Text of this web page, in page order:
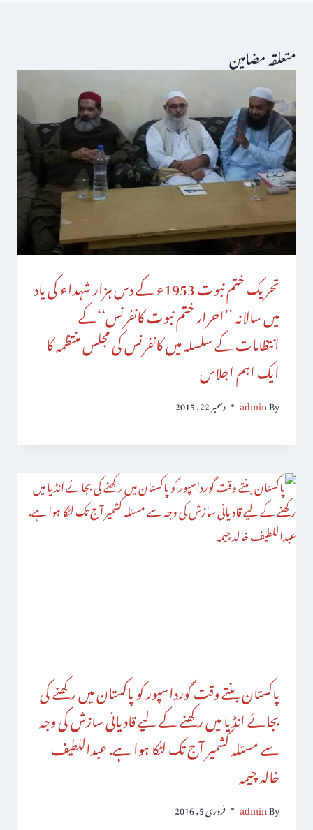
متعلقہ مضامین
تحریک ختم نبوت 1953ء کے دس ہزار شہداء کی یاد
میں سالانہ ’’احرار ختم نبوت کانفرنس‘‘کے
انتظامات کے سلسلہ میں کانفرنس کی مجلس منتظمہ کا
ایک اہم اجلاس
By
admin دسمبر 22, 2015
پاکستان بنتے وقت گورداسپور کو پاکستان میں رکھنے کی
بجائے انڈیا میں رکھنے کے لیے قادیانی سازش کی وجہ
سے مسئلہ کشمیر آج تک لٹکا ہوا ہے. عبداللطیف
خالد چیمہ
By
admin فروری 5, 2016